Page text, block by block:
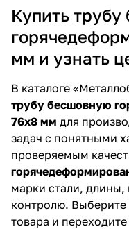
Купить
мм и узнать
В каталоге
трубу бесшовную
76х8 мм для
задач с понятными
проверяемым
марки стали, длины,
контролю.
товара и